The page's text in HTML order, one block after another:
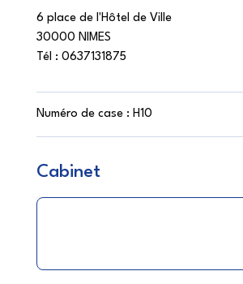
6 place de l'Hôtel de Ville
30000 NIMES
Tél : 0637131875
Numéro de case : H10
Cabinet